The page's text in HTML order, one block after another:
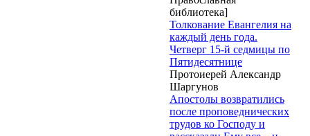
библиотека]
Толкование Евангелия на
каждый день года.
Четверг 15-й седмицы по
Пятидесятнице
Протоиерей Александр
Шаргунов
Апостолы возвратились
после проповеднических
трудов ко Господу и